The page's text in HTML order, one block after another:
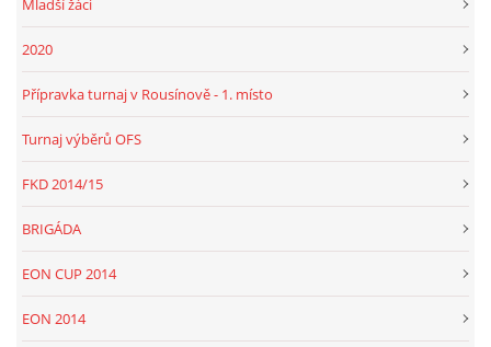
Mladší žáci
2020
Přípravka turnaj v Rousínově - 1. místo
Turnaj výběrů OFS
FKD 2014/15
BRIGÁDA
EON CUP 2014
EON 2014